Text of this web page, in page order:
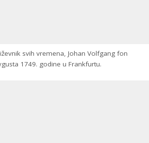
svih vremena, Johan Volfgang fon
1749. godine u Frankfurtu.